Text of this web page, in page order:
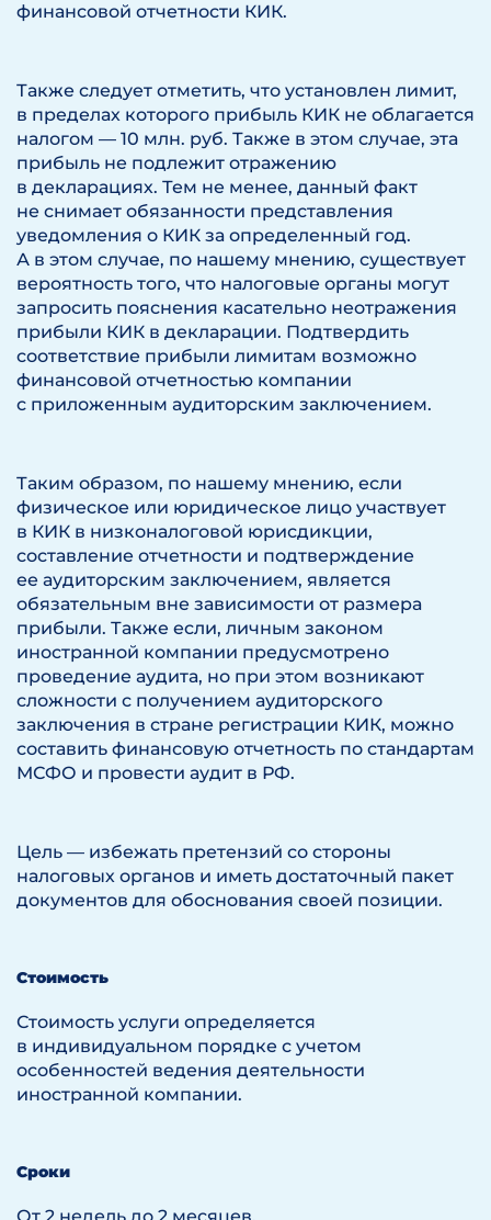
финансовой отчетности КИК.
Также следует отметить, что установлен лимит,
в пределах которого прибыль КИК не облагается
налогом — 10 млн. руб. Также в этом случае, эта
прибыль не подлежит отражению
в декларациях. Тем не менее, данный факт
не снимает обязанности представления
уведомления о КИК за определенный год.
А в этом случае, по нашему мнению, существует
вероятность того, что налоговые органы могут
запросить пояснения касательно неотражения
прибыли КИК в декларации. Подтвердить
соответствие прибыли лимитам возможно
финансовой отчетностью компании
с приложенным аудиторским заключением.
Таким образом, по нашему мнению, если
физическое или юридическое лицо участвует
в КИК в низконалоговой юрисдикции,
составление отчетности и подтверждение
ее аудиторским заключением, является
обязательным вне зависимости от размера
прибыли. Также если, личным законом
иностранной компании предусмотрено
проведение аудита, но при этом возникают
сложности с получением аудиторского
заключения в стране регистрации КИК, можно
составить финансовую отчетность по стандартам
МСФО и провести аудит в РФ.
Цель — избежать претензий со стороны
налоговых органов и иметь достаточный пакет
документов для обоснования своей позиции.
Стоимость
Стоимость услуги определяется
в индивидуальном порядке с учетом
особенностей ведения деятельности
иностранной компании.
Сроки